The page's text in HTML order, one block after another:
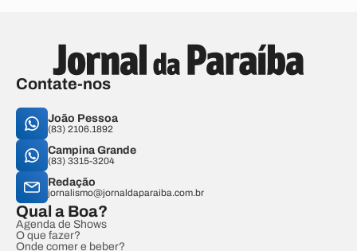
Contate-nos
João Pessoa
(83) 2106.1892
Campina Grande
(83) 3315-3204
Redação
jornalismo@jornaldaparaiba.com.br
Qual a Boa?
Agenda de Shows
O que fazer?
Onde comer e beber?